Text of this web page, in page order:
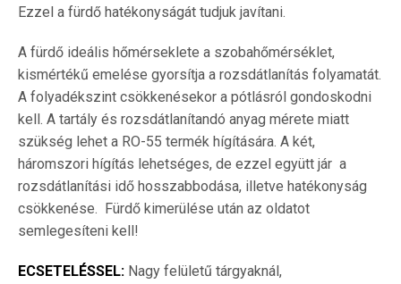
Ezzel a fürdő hatékonyságát tudjuk javítani.
A fürdő ideális hőmérseklete a szobahőmérséklet,
kismértékű emelése gyorsítja a rozsdátlanítás folyamatát.
A folyadékszint csökkenésekor a pótlásról gondoskodni
kell. A tartály és rozsdátlanítandó anyag mérete miatt
szükség lehet a RO-55 termék hígítására. A két,
háromszori hígítás lehetséges, de ezzel együtt jár a
rozsdátlanítási idő hosszabbodása, illetve hatékonyság
csökkenése. Fürdő kimerülése után az oldatot
semlegesíteni kell!
ECSETELÉSSEL: Nagy felületű tárgyaknál,